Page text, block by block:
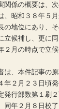
係の概要は、次
、昭和３８年５
の地位にあり、
立候補し、更に
２月の時点で立
は、本件記事の
年２月２３日頃
発行部数第１刷
同年２月８日校